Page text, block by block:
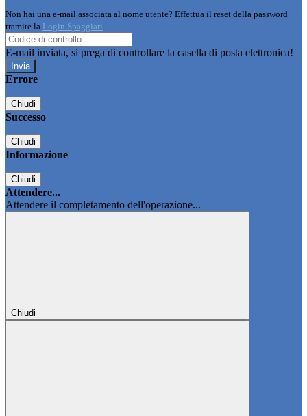
Non hai una e-mail associata al nome utente? Effettua il reset della password
tramite la Login Spaggiari
E-mail inviata, si prega di controllare la casella di posta elettronica!
Errore
Chiudi
Successo
Chiudi
Informazione
Chiudi
Attendere...
Attendere il completamento dell'operazione...
Chiudi